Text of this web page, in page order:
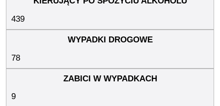
439
78
9